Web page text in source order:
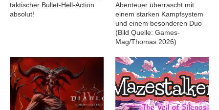
taktischer Bullet-Hell-Action
absolut!
Abenteuer überrascht mit
einem starken Kampfsystem
und einem besonderen Duo
(Bild Quelle: Games-
Mag/Thomas 2026)